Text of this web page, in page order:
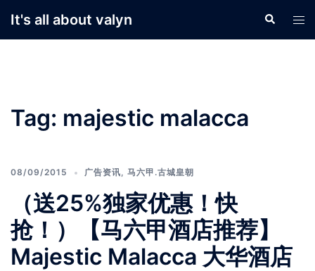
It's all about valyn Search
Tag: majestic malacca
08/09/2015 广告资讯, 马六甲.古城皇朝
（送25%独家优惠！快
抢！）【马六甲酒店推荐】
Majestic Malacca 大华酒店